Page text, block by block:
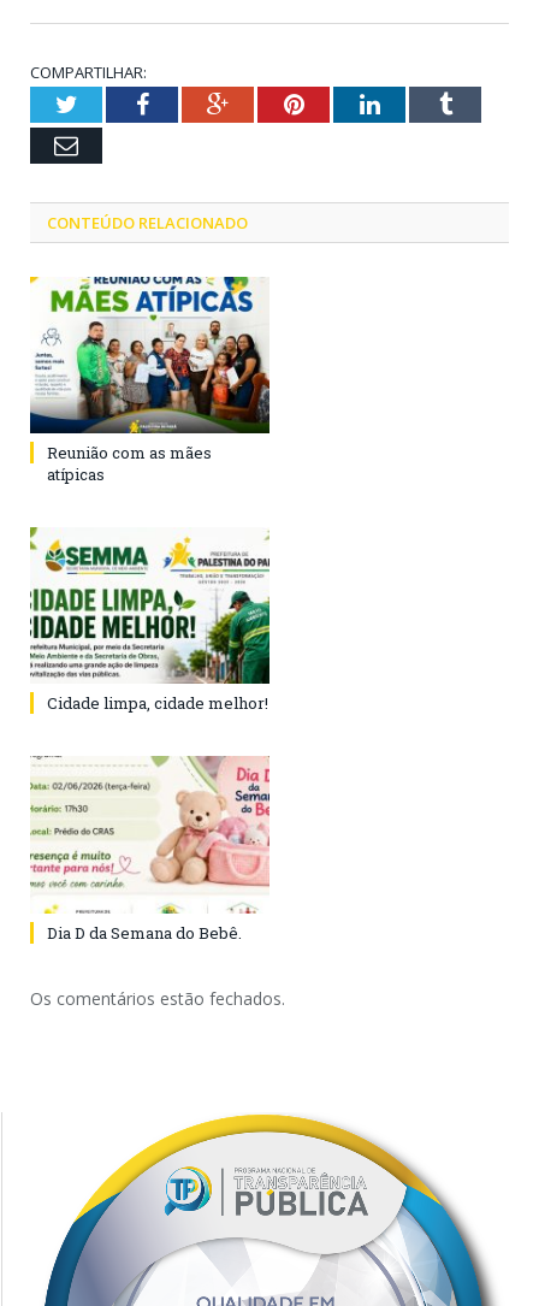
COMPARTILHAR:
TwitterFacebookGoogle+PinterestLinkedInTumblr
Email
CONTEÚDO RELACIONADO
Reunião com as mães
atípicas
Cidade limpa, cidade melhor!
Dia D da Semana do Bebê.
Os comentários estão fechados.